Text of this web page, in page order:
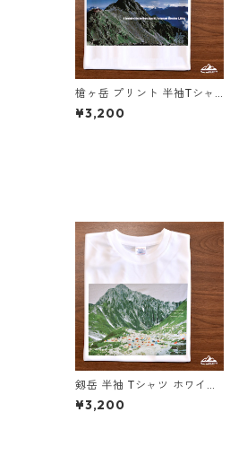
槍ヶ岳 プリント 半袖Tシャ
ツ ドライ 吸水速乾 山 登山
ホワイト 白 スポーツ
¥3,200
剱岳 半袖 Tシャツ ホワイト
ドライ 吸水速乾 山 登山 山T
シャツ 山のイラスト
¥3,200